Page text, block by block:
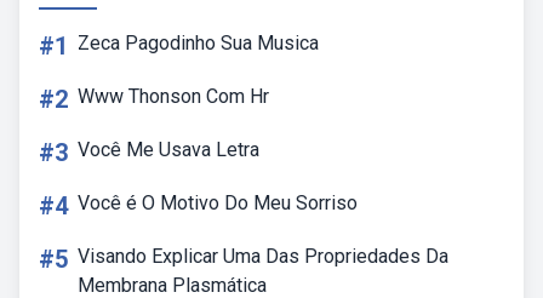
#1 Zeca Pagodinho Sua Musica
#2 Www Thonson Com Hr
#3 Você Me Usava Letra
#4 Você é O Motivo Do Meu Sorriso
#5 Visando Explicar Uma Das Propriedades Da
Membrana Plasmática